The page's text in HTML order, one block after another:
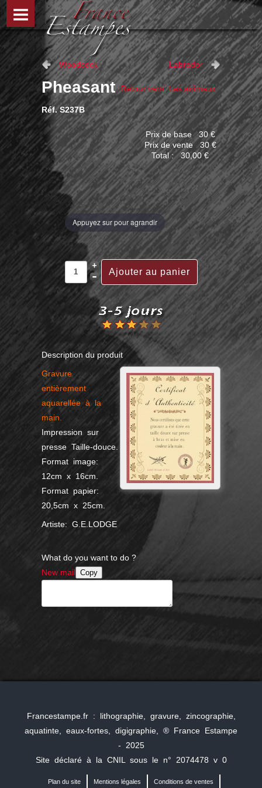
Woodcock Labrador
Retour vers: Les animaux
Pheasant
Réf. S237B
Appuyez sur pour agrandir
Prix de base
30 €
Prix ​​de vente
30 €
Total :
30,00 €
Description du produit
Gravure
entièrement
aquarellée à la
main.
Impression sur
presse Taille-douce.
Format image:
12cm x 16cm.
Format papier:
20,5cm x 25cm.
Artiste: G.E.LODGE
What do you want to do ?
New mail Copy
Francestampe.fr : lithographie, gravure, zincographie,
aquatinte, eaux-fortes, digigraphie, ® France Estampe
- 2025
Site déclaré à la CNIL sous le n° 2074478 v 0
Plan du site Mentions légales Conditions de ventes